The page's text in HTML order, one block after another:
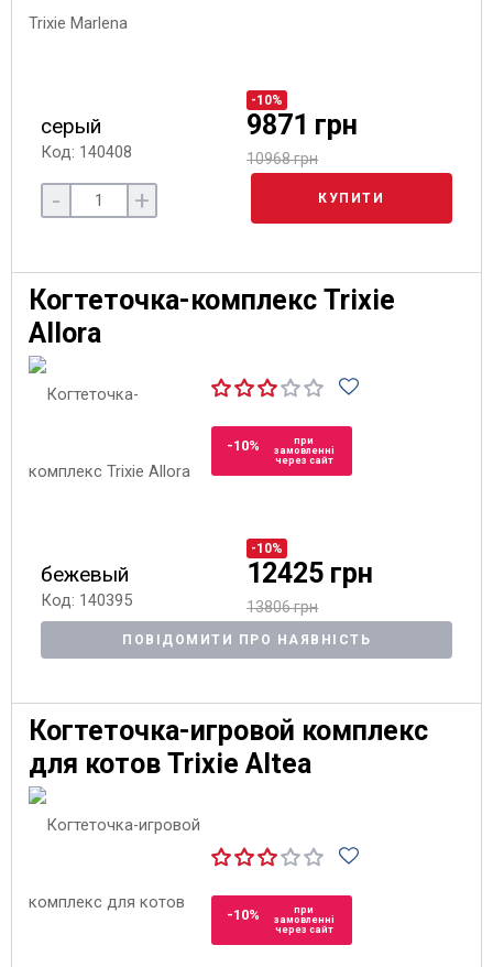
серый
Код: 140408
-10%
9871 грн
10968 грн
- + КУПИТИ
Когтеточка-комплекс Trixie
Allora
-10%
при
замовленні
через сайт
бежевый
Код: 140395
-10%
12425 грн
13806 грн
ПОВІДОМИТИ ПРО НАЯВНІСТЬ
Когтеточка-игровой комплекс
для котов Trixie Altea
-10%
при
замовленні
через сайт